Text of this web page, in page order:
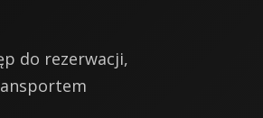
do rezerwacji,